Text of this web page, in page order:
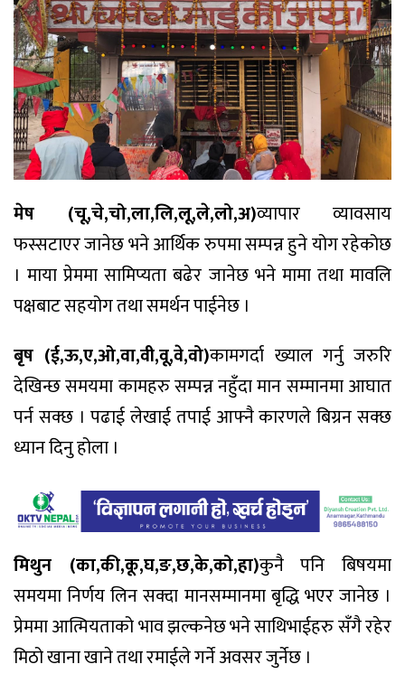
मेष (चू,चे,चो,ला,लि,लू,ले,लो,अ)व्यापार व्यावसाय
फस्सटाएर जानेछ भने आर्थिक रुपमा सम्पन्न हुने योग रहेकोछ
। माया प्रेममा सामिप्यता बढेर जानेछ भने मामा तथा मावलि
पक्षबाट सहयोग तथा समर्थन पाईनेछ ।
बृष (ई,ऊ,ए,ओ,वा,वी,वू,वे,वो)कामगर्दा ख्याल गर्नु जरुरि
देखिन्छ समयमा कामहरु सम्पन्न नहुँदा मान सम्मानमा आघात
पर्न सक्छ । पढाई लेखाई तपाई आफ्नै कारणले बिग्रन सक्छ
ध्यान दिनु होला ।
मिथुन (का,की,कू,घ,ङ,छ,के,को,हा)कुनै पनि बिषयमा
समयमा निर्णय लिन सक्दा मानसम्मानमा बृद्धि भएर जानेछ ।
प्रेममा आत्मियताको भाव झल्कनेछ भने साथिभाईहरु सँगै रहेर
मिठो खाना खाने तथा रमाईले गर्ने अवसर जुर्नेछ ।